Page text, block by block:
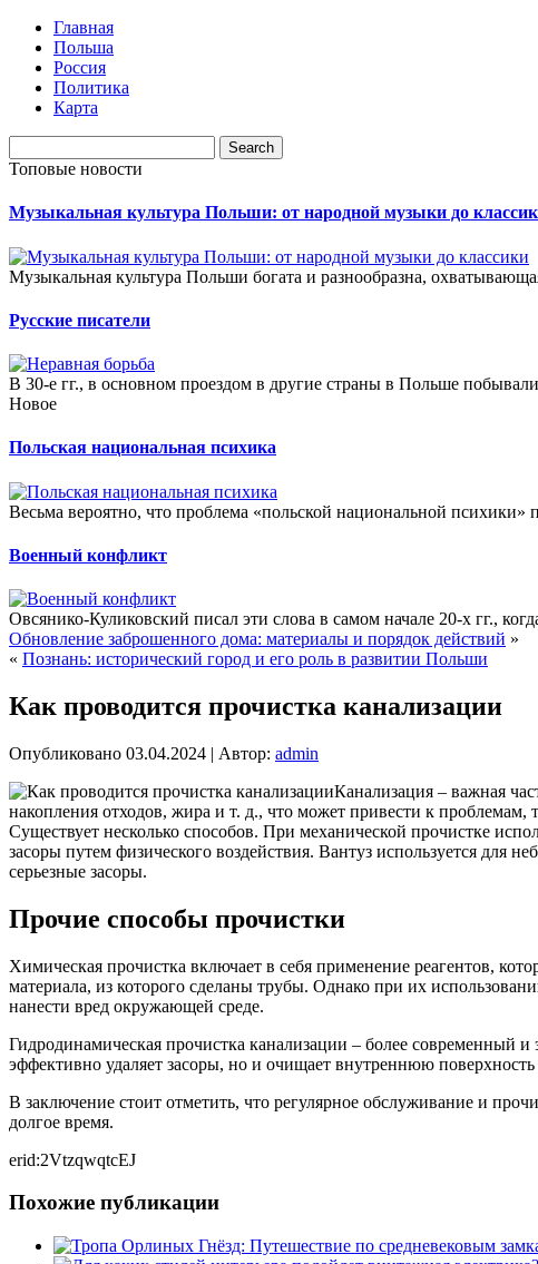
Главная
Польша
Россия
Политика
Карта
Топовые новости
Музыкальная культура Польши: от народной музыки до
Музыкальная культура Польши богата и разнообразна,
Русские писатели
В 30-е гг., в основном проездом в другие страны в Польше
Новое
Польская национальная психика
Весьма вероятно, что проблема «польской национальной психики»
Военный конфликт
Овсянико-Куликовский писал эти слова в самом начале 20-х гг.,
Обновление заброшенного дома: материалы и порядок действий »
« Познань: исторический город и его роль в развитии Польши
Как проводится прочистка канализации
Опубликовано 03.04.2024 | Автор: admin
Канализация – важная
накопления отходов, жира и т. д., что может привести к
Существует несколько способов. При механической прочистке
засоры путем физического воздействия. Вантуз используется для
серьезные засоры.
Прочие способы прочистки
Химическая прочистка включает в себя применение реагентов,
материала, из которого сделаны трубы. Однако при их
нанести вред окружающей среде.
Гидродинамическая прочистка канализации – более современный
эффективно удаляет засоры, но и очищает внутреннюю
В заключение стоит отметить, что регулярное обслуживание и
долгое время.
erid:2VtzqwqtcEJ
Похожие публикации